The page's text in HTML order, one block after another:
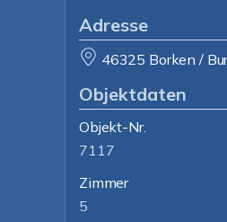
Adresse
46325 Borken /
Objektdaten
Objekt-Nr.
7117
Zimmer
5